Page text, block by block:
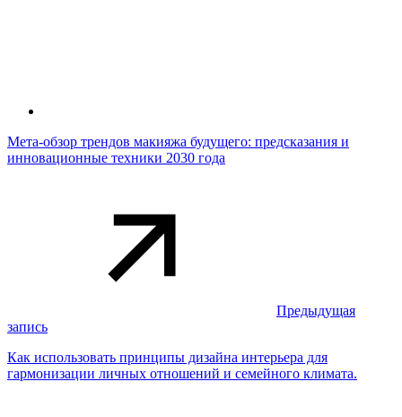
Мета-обзор трендов макияжа будущего: предсказания и
инновационные техники 2030 года
Предыдущая
запись
Как использовать принципы дизайна интерьера для
гармонизации личных отношений и семейного климата.